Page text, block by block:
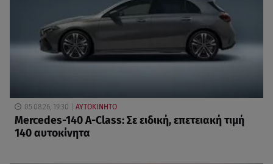
05.08.26, 19:30 ΑΥΤΟΚΙΝΗΤΟ
Mercedes-140 A-Class: Σε ειδική, επετειακή τιμή
140 αυτοκίνητα